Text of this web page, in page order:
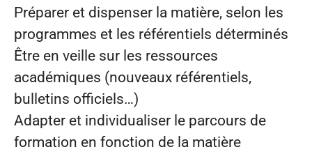
Préparer et dispenser la matière, selon les
programmes et les référentiels déterminés
Être en veille sur les ressources
académiques (nouveaux référentiels,
bulletins officiels…)
Adapter et individualiser le parcours de
formation en fonction de la matière